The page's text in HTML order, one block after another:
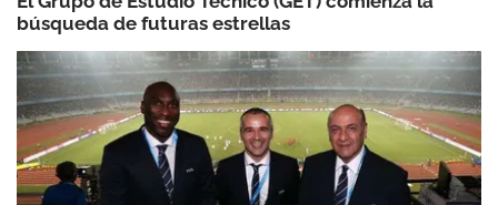
búsqueda de futuras estrellas